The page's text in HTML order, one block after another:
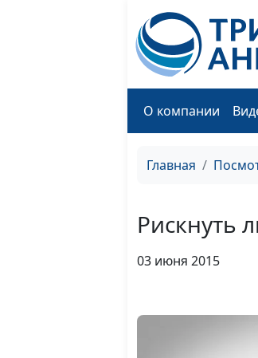
О компании
Главная
Рискнуть
03 июня 2015